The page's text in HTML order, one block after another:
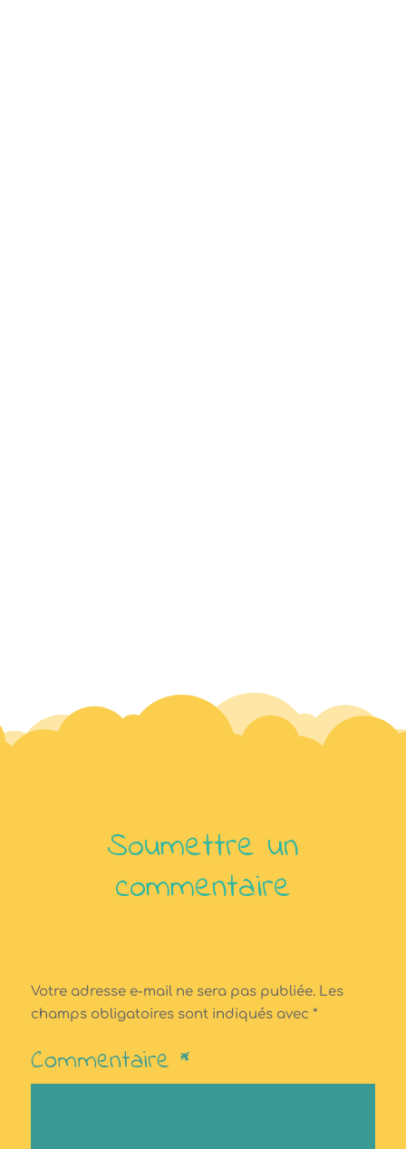
Soumettre un
commentaire
Votre adresse e-mail ne sera pas publiée. Les
champs obligatoires sont indiqués avec *
Commentaire *